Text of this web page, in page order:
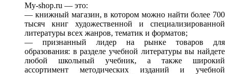
My-shop.ru — это:
— книжный магазин, в котором можно найти более 700
тысяч книг художественной и специализированной
литературы всех жанров, тематик и форматов;
— признанный лидер на рынке товаров для
образования: в разделе учебной литературы вы найдете
любой школьный учебник, а также широкий
ассортимент методических изданий и учебной